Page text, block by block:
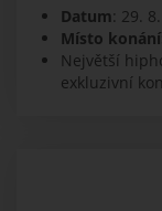
Datum: 29.
Místo
Největší
exkluzivní